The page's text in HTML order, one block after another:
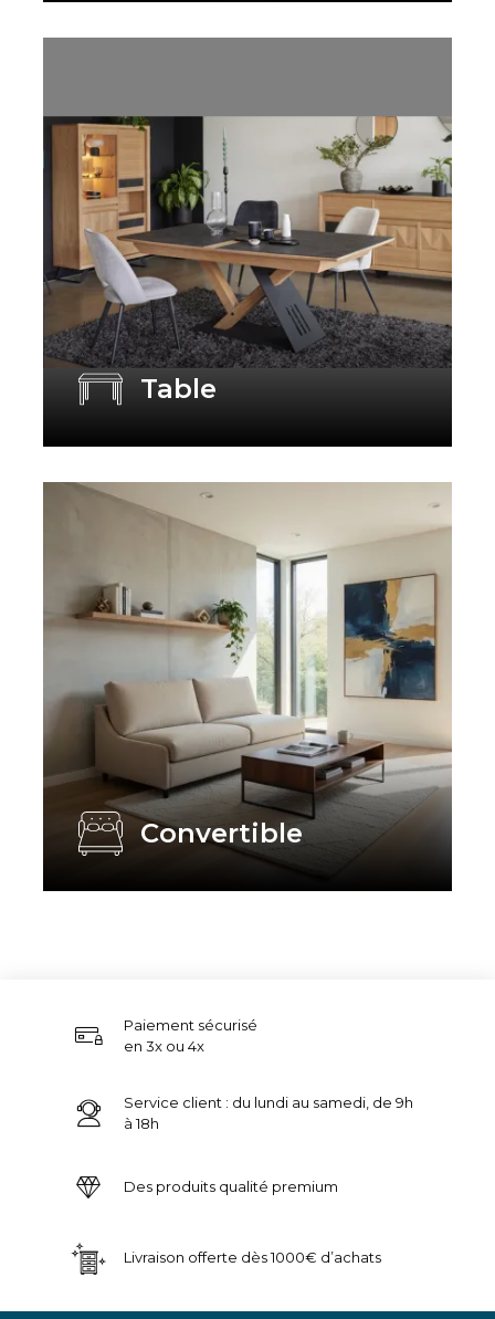
Table
Convertible
Paiement sécurisé
en 3x ou 4x
Service client : du lundi au samedi, de 9h
à 18h
Des produits qualité premium
Livraison offerte dès 1000€ d’achats